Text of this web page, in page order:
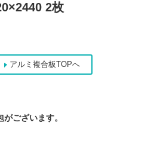
2枚
アルミ複合板TOPへ
ございます。